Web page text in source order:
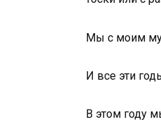
Мы с моим
И все эти
В этом году